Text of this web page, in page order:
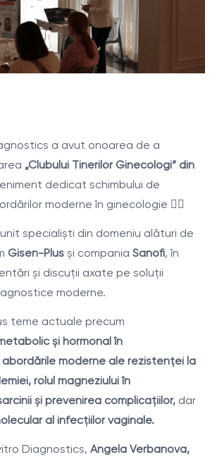
a avut onoarea de a
„Clubului Tinerilor Ginecologi” din
dedicat schimbului de
moderne în ginecologie 👩‍⚕️
specialiști din domeniu alături de
Gisen-Plusși compania Sanofi, în
și discuții axate pe soluții
moderne.
teme actuale precum
și hormonal în
moderne ale rezistenței la
rolul magneziului în
și prevenirea complicațiilor, dar
al infecțiilor vaginale.
Diagnostics, Angela Verbanova,